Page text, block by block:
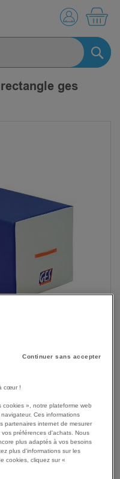
ges
le déplacement de
amortissante et
Continuer sans accepter
cœur !
», notre plateforme web
Ces informations
partenaires internet de mesurer
préférences d'achats. Nous
plus adaptés à vos besoins
plus d'informations sur les
cookies, cliquez sur «